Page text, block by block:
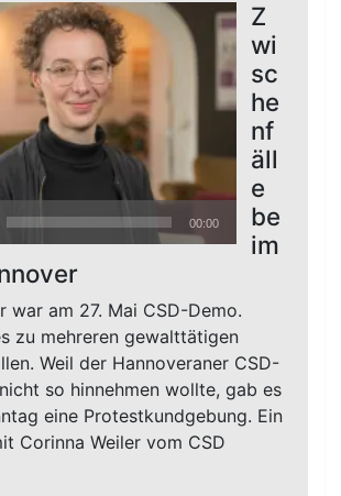
00:00
Z
wi
sc
he
nf
äll
e
be
im
war am 27. Mai CSD-Demo.
zu mehreren gewalttätigen
Weil der Hannoveraner CSD-
so hinnehmen wollte, gab es
eine Protestkundgebung. Ein
Corinna Weiler vom CSD